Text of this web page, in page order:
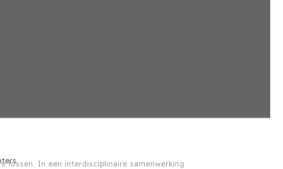
lossen. In een interdisciplinaire samenwerking